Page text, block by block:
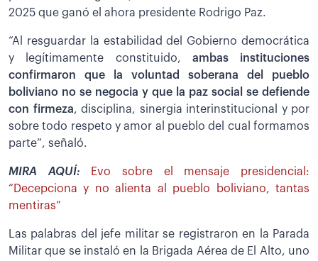
2025 que ganó el ahora presidente Rodrigo Paz.
“Al resguardar la estabilidad del Gobierno democrática
y legítimamente constituido, ambas instituciones
confirmaron que la voluntad soberana del pueblo
boliviano no se negocia y que la paz social se defiende
con firmeza, disciplina, sinergia interinstitucional y por
sobre todo respeto y amor al pueblo del cual formamos
parte”, señaló.
MIRA AQUÍ:
Evo sobre el mensaje presidencial:
“Decepciona y no alienta al pueblo boliviano, tantas
mentiras”
Las palabras del jefe militar se registraron en la Parada
Militar que se instaló en la Brigada Aérea de El Alto, uno